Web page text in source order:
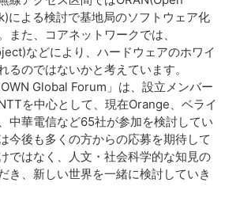
よる検討で基地局のソフトウェア化
また、コアネットワークでは、
などにより、ハードウェアのホワイ
るのではないかと考えています。
Global Forum」は、設立メンバー
を中心として、現在Orange、ベライ
中華電信など65社が参加を検討してい
今後も多くの方からの応募を期待して
ではなく、人文・社会科学的な知見の
き、新しい世界を一緒に検討していき